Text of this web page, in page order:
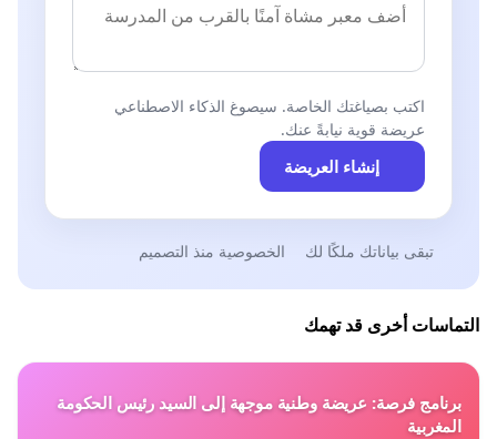
اكتب بصياغتك الخاصة. سيصوغ الذكاء الاصطناعي
عريضة قوية نيابةً عنك.
إنشاء العريضة
تبقى بياناتك ملكًا لك الخصوصية منذ التصميم
التماسات أخرى قد تهمك
برنامج فرصة: عريضة وطنية موجهة إلى السيد رئيس الحكومة
المغربية